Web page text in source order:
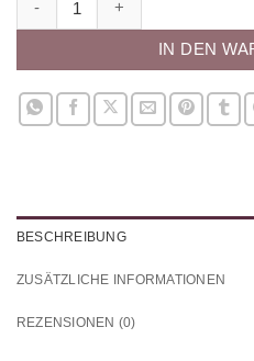
IN DEN
BESCHREIBUNG
ZUSÄTZLICHE INFORMATIONEN
REZENSIONEN (0)